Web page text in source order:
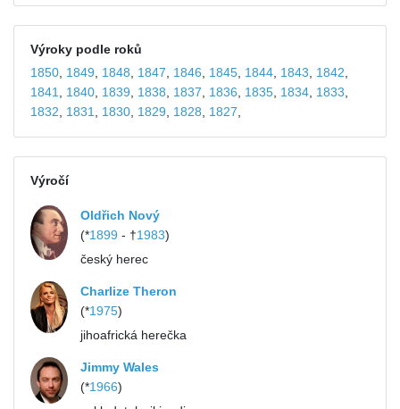
Výroky podle roků
1850, 1849 1848 1847 1846 1845, 1844, 1843 1842
1841
1840, 1839 1838 1837 1836 1835, 1834, 1833
1832
1831 1830, 1829 1828 1827
Výročí
Oldřich Nový
(*1899 - †1983)
český herec
Charlize Theron
(*1975)
jihoafrická herečka
Jimmy Wales
(*1966)